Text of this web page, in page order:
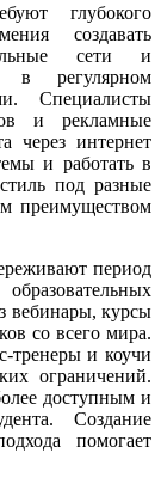
глубокого
создавать
сети и
в регулярном
Специалисты
и рекламные
через интернет
и работать в
под разные
преимуществом
период
вебинары, курсы
со всего мира.
тренеры и коучи
ограничений.
доступным и
Создание
помогает